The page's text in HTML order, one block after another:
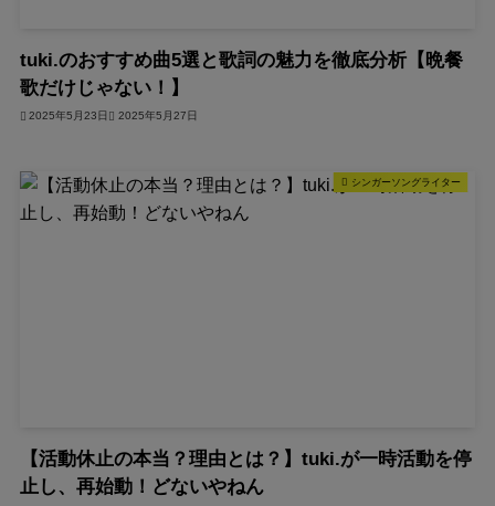
tuki.のおすすめ曲5選と歌詞の魅力を徹底分析【晩餐
歌だけじゃない！】
2025年5月23日 2025年5月27日
シンガーソングライター
【活動休止の本当？理由とは？】tuki.が一時活動を停
止し、再始動！どないやねん